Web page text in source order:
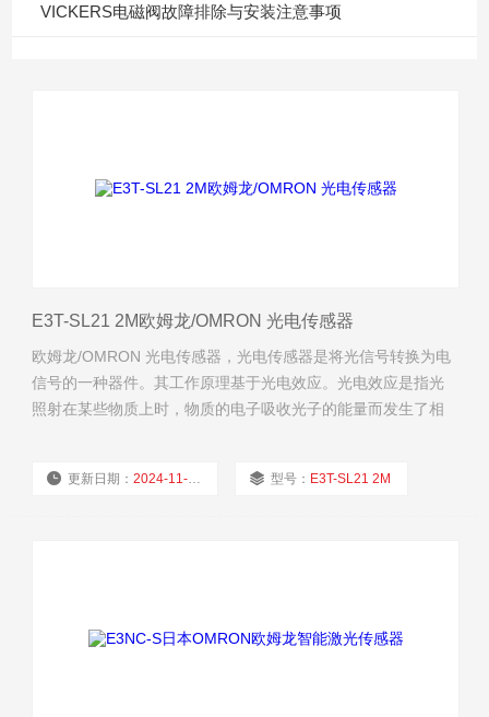
VICKERS电磁阀故障排除与安装注意事项
E3T-SL21 2M欧姆龙/OMRON 光电传感器
欧姆龙/OMRON 光电传感器，光电传感器是将光信号转换为电
信号的一种器件。其工作原理基于光电效应。光电效应是指光
照射在某些物质上时，物质的电子吸收光子的能量而发生了相
管、光电倍增管、光敏电阻、光敏二极管、光敏三极管、光电
更新日期：2024-11-25 型号： E3T-SL21 2M